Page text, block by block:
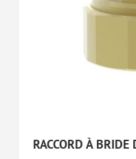
RACCORD À